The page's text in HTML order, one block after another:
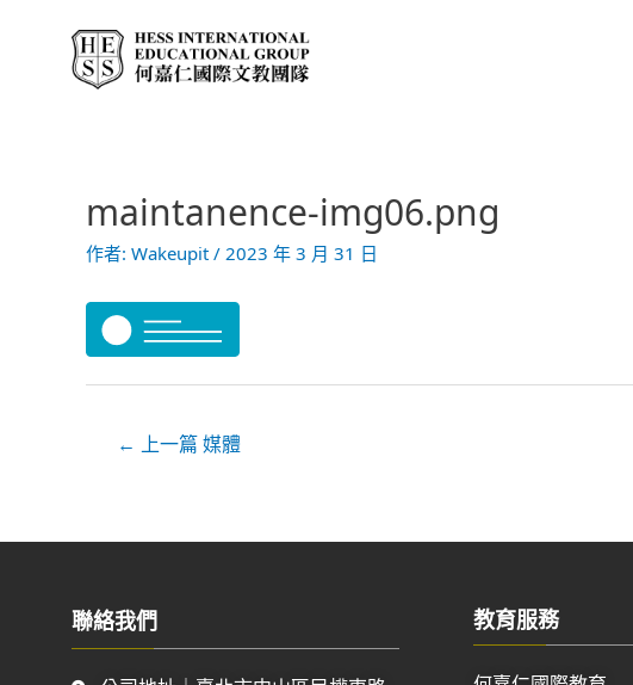
maintanence-img06.png
作者: Wakeupit / 2023 年 3 月 31 日
文
章
導
← 上一篇 媒體
聯絡我們 教育服務